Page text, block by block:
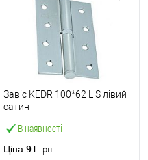
В наявності
Завіс KEDR 100*62 L S лівий
сатин
Ціна 91 грн.